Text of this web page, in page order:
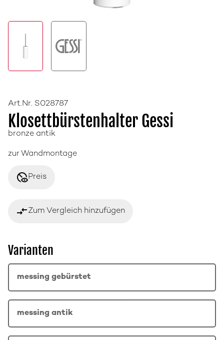
Art.Nr. S028787
Klosettbürstenhalter Gessi
bronze antik
zur Wandmontage
disabled_visiblePreis
compare_arrowsZum Vergleich hinzufügen
Varianten
messing gebürstet
messing antik